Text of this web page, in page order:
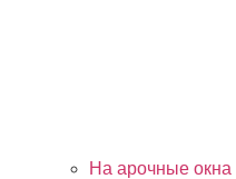
На арочные окна